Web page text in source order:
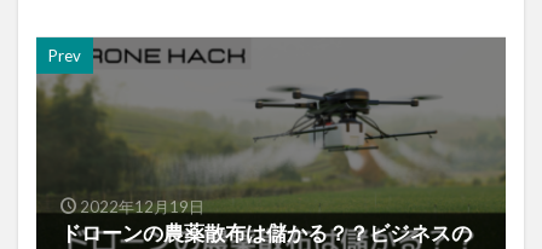
Prev
2022年12月19日
ドローンの農薬散布は儲かる？？ビジネスの